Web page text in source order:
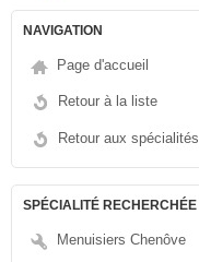
NAVIGATION
Page d'accueil
Retour à la liste
Retour aux spécialités
SPÉCIALITÉ RECHERCHÉE
Menuisiers Chenôve